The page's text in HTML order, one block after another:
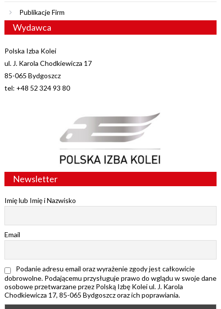
Publikacje Firm
Wydawca
Polska Izba Kolei
ul. J. Karola Chodkiewicza 17
85-065 Bydgoszcz
tel: +48 52 324 93 80
Newsletter
Imię lub Imię i Nazwisko
Email
Podanie adresu email oraz wyrażenie zgody jest całkowicie
dobrowolne. Podającemu przysługuje prawo do wglądu w swoje dane
osobowe przetwarzane przez Polską Izbę Kolei ul. J. Karola
Chodkiewicza 17, 85-065 Bydgoszcz oraz ich poprawiania.